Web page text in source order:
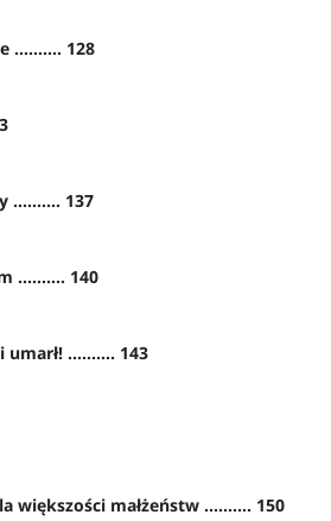
.......... 128
137
.......... 140
.......... 143
większości małżeństw .......... 150